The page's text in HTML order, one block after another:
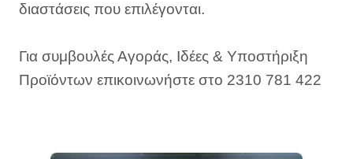
διαστάσεις που επιλέγονται.
Για συμβουλές Αγοράς, Ιδέες & Υποστήριξη
Προϊόντων επικοινωνήστε στο 2310 781 422